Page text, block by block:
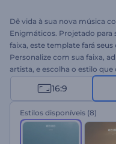
Dê vida à sua nova música
Enigmáticos. Projetado
faixa, este template fará
Personalize com sua faixa,
artista, e escolha o estilo
Perfeito para lançamentos
de música, apresentações
mais. Crie agora e aumente
16:9
Estilos disponíveis (8)